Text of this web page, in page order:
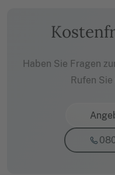
Haben Sie Fragen
Rufen